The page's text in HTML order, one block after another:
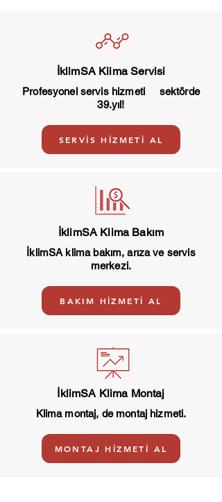
İklimSA Klima Servisi
Profesyonel servis hizmeti sektörde
39.yıl!
SERVİS HİZMETİ AL
İklimSA Klima Bakım
İklimSA klima bakım, arıza ve servis
merkezi.
BAKIM HİZMETİ AL
İklimSA Klima Montaj
Klima montaj, de montaj hizmeti.
MONTAJ HİZMETİ AL